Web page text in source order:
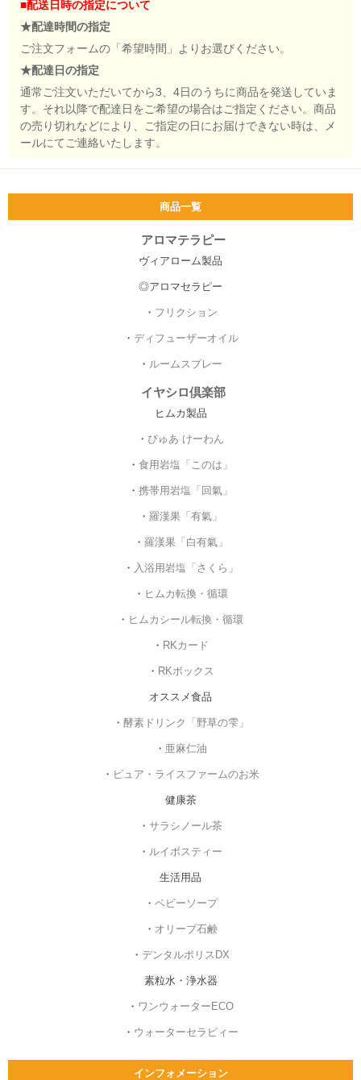
■配送日時の指定について
★配達時間の指定
ご注文フォームの「希望時間」よりお選びください。
★配達日の指定
通常ご注文いただいてから3、4日のうちに商品を発送していま
す。それ以降で配達日をご希望の場合はご指定ください。商品
の売り切れなどにより、ご指定の日にお届けできない時は、メ
ールにてご連絡いたします。
商品一覧
アロマテラピー
ヴィアローム製品
◎アロマセラピー
・ フリクション
・ ディフューザーオイル
・ ルームスプレー
イヤシロ倶楽部
ヒムカ製品
・ ぴゅあ けーわん
・ 食用岩塩「このは」
・ 携帯用岩塩「回氣」
・ 羅漢果「有氣」
・ 羅漢果「白有氣」
・ 入浴用岩塩「さくら」
・ ヒムカ転換・循環
・ ヒムカシール転換・循環
・ RKカード
・ RKボックス
オススメ食品
・ 酵素ドリンク「野草の雫」
・ 亜麻仁油
・ ピュア・ライスファームのお米
健康茶
・ サラシノール茶
・ ルイボスティー
生活用品
・ ベビーソープ
・ オリーブ石鹸
・ デンタルポリスDX
素粒水・浄水器
・ ワンウォーターECO
・ ウォーターセラピィー
インフォメーション